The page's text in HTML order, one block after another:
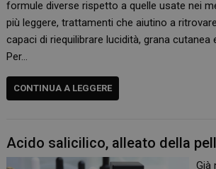
formule diverse rispetto a quelle usate nei
più leggere, trattamenti che aiutino a
capaci di riequilibrare lucidità, grana cutanea
Per…
CONTINUA A LEGGERE
Acido salicilico, alleato della
Già